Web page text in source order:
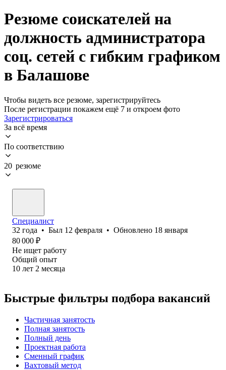
Резюме соискателей на
должность администратора
соц. сетей с гибким графиком
в Балашове
Чтобы видеть все резюме, зарегистрируйтесь
После регистрации покажем ещё 7 и откроем фото
Зарегистрироваться
За всё время
По соответствию
20 резюме
Специалист
32 года • Был 12 февраля • Обновлено 18 января
80 000 ₽
Не ищет работу
Общий опыт
10 лет 2 месяца
Быстрые фильтры подбора вакансий
Частичная занятость
Полная занятость
Полный день
Проектная работа
Сменный график
Вахтовый метод